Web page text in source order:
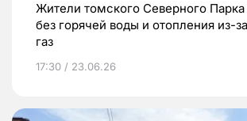
Жители томского Северного Парка
без горячей воды и отопления из-
газ
17:30 / 23.06.26